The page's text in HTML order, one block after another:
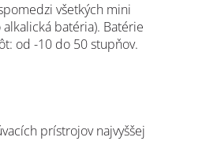
všetkých mini
batéria). Batérie
od -10 do 50 stupňov.
prístrojovnajvyššej